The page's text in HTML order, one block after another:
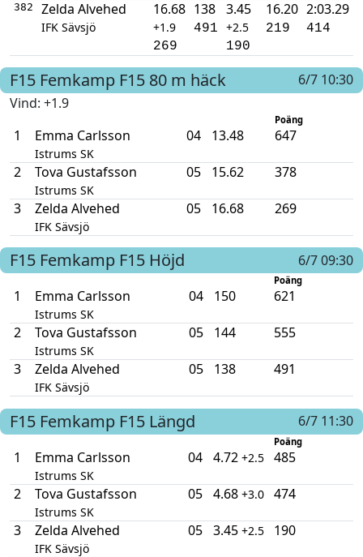
382 Zelda Alvehed
IFK Sävsjö
16.68
+1.9
269
138
491
3.45
+2.5
190
16.20
219
2:03.29
414
F15 Femkamp F15 80 m häck
6/7 10:30
Vind: +1.9
Poäng
1 Emma Carlsson
Istrums SK
04 13.48 647
2 Tova Gustafsson
Istrums SK
05 15.62 378
3 Zelda Alvehed
IFK Sävsjö
05 16.68 269
F15 Femkamp F15 Höjd 6/7 09:30
Poäng
1 Emma Carlsson
Istrums SK
04 150 621
2 Tova Gustafsson
Istrums SK
05 144 555
3 Zelda Alvehed
IFK Sävsjö
05 138 491
F15 Femkamp F15 Längd 6/7 11:30
Poäng
1 Emma Carlsson
Istrums SK
04 4.72 +2.5 485
2 Tova Gustafsson
Istrums SK
05 4.68 +3.0 474
3 Zelda Alvehed
IFK Sävsjö
05 3.45 +2.5 190